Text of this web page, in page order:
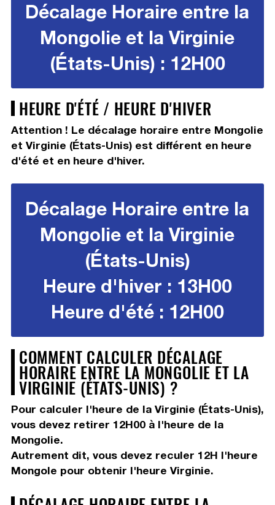
Décalage Horaire entre la
Mongolie et la Virginie
(États-Unis) : 12H00
HEURE D'ÉTÉ / HEURE D'HIVER
Attention ! Le décalage horaire entre Mongolie
et Virginie (États-Unis) est différent en heure
d'été et en heure d'hiver.
Décalage Horaire entre la
Mongolie et la Virginie
(États-Unis)
Heure d'hiver : 13H00
Heure d'été : 12H00
COMMENT CALCULER DÉCALAGE
HORAIRE ENTRE LA MONGOLIE ET LA
VIRGINIE (ÉTATS-UNIS) ?
Pour calculer l'heure de la Virginie (États-Unis),
vous devez retirer 12H00à l'heure de la
Mongolie.
Autrement dit, vous devez reculer 12H l'heure
Mongole pour obtenir l'heure Virginie.